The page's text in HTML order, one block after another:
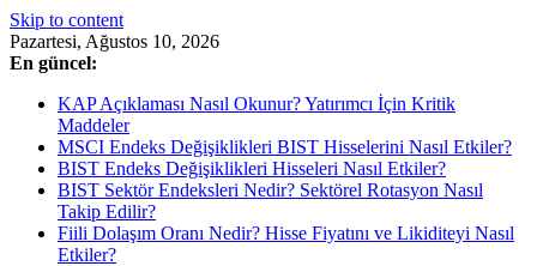
Skip to content
Pazartesi, Ağustos 10, 2026
En güncel:
KAP Açıklaması Nasıl Okunur? Yatırımcı İçin Kritik
Maddeler
MSCI Endeks Değişiklikleri BIST Hisselerini Nasıl Etkiler?
BIST Endeks Değişiklikleri Hisseleri Nasıl Etkiler?
BIST Sektör Endeksleri Nedir? Sektörel Rotasyon Nasıl
Takip Edilir?
Fiili Dolaşım Oranı Nedir? Hisse Fiyatını ve Likiditeyi Nasıl
Etkiler?